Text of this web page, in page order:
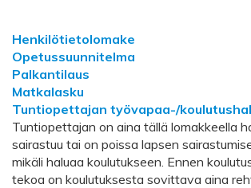
Henkilötietolomake
Opetussuunnitelma
Palkantilaus
Matkalasku
Tuntiopettajan työvapaa-/
Tuntiopettajan on aina tällä lomakkeella
sairastuu tai on poissa lapsen
mikäli haluaa koulutukseen. Ennen
tekoa on koulutuksesta sovittava aina